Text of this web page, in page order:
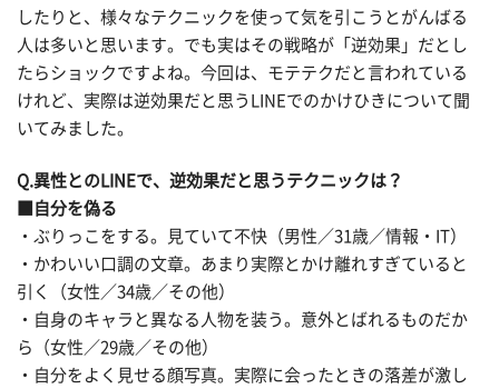
したりと、様々なテクニックを使って気を引こうとがんばる
人は多いと思います。でも実はその戦略が「逆効果」だとし
たらショックですよね。今回は、モテテクだと言われている
けれど、実際は逆効果だと思うLINEでのかけひきについて聞
いてみました。
Q.異性とのLINEで、逆効果だと思うテクニックは？
■自分を偽る
・ぶりっこをする。見ていて不快（男性／31歳／情報・IT）
・かわいい口調の文章。あまり実際とかけ離れすぎていると
引く（女性／34歳／その他）
・自身のキャラと異なる人物を装う。意外とばれるものだか
ら（女性／29歳／その他）
・自分をよく見せる顔写真。実際に会ったときの落差が激し